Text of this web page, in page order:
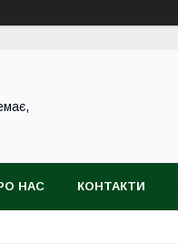
НАС КОНТАКТИ